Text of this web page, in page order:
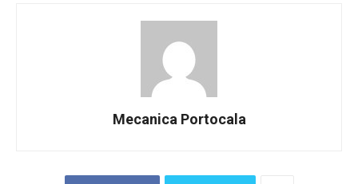
Mecanica Portocala